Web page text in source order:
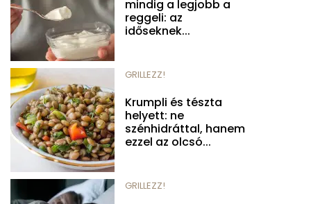
mindig a legjobb a
reggeli: az
időseknek...
GRILLEZZ!
Krumpli és tészta
helyett: ne
szénhidráttal, hanem
ezzel az olcsó...
GRILLEZZ!